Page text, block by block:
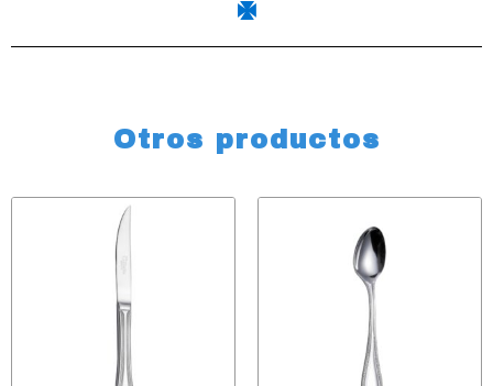
Otros productos